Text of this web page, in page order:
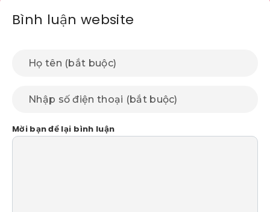
Bình luận website
Mời bạn để lại bình luận